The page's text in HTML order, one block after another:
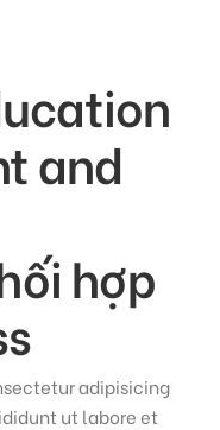
and
hợp
adipisicing
ut labore et